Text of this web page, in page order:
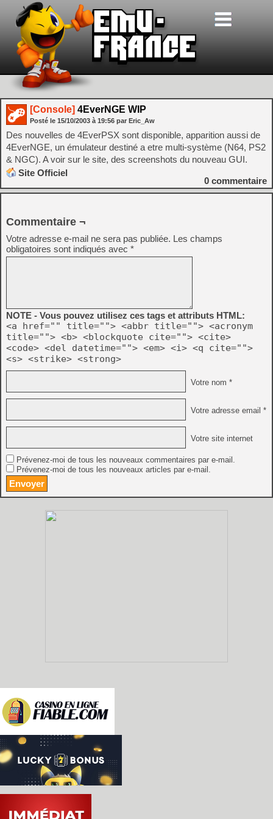
[Console] 4EverNGE WIP
Posté le 15/10/2003 à 19:56 par Eric_Aw
Des nouvelles de 4EverPSX sont disponible, apparition aussi de
4EverNGE, un émulateur destiné a etre multi-système (N64, PS2
& NGC). A voir sur le site, des screenshots du nouveau GUI.
Site Officiel
0 commentaire
Commentaire ¬
Votre adresse e-mail ne sera pas publiée. Les champs
obligatoires sont indiqués avec *
NOTE - Vous pouvez utilisez ces tags et attributs HTML:
<a href="" title=""> <abbr title=""> <acronym
title=""> <b> <blockquote cite=""> <cite>
<code> <del datetime=""> <em> <i> <q cite="">
<s> <strike> <strong>
Votre nom *
Votre adresse email *
Votre site internet
Prévenez-moi de tous les nouveaux commentaires par e-mail.
Prévenez-moi de tous les nouveaux articles par e-mail.